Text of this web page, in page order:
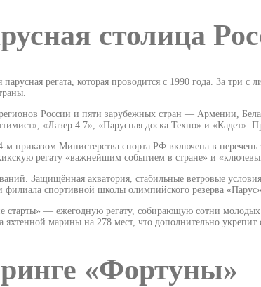
столица
регата, которая проводится с 1990 года. За три
России и пяти зарубежных стран — Армении,
«Лазер 4.7», «Парусная доска Техно» и «Кадет».
м приказом Министерства спорта РФ включена в
регату «важнейшим событием в стране» и
Защищённая акватория, стабильные ветровые
филиала спортивной школы олимпийского резерва
— ежегодную регату, собирающую сотни молодых
марины на 278 мест, что дополнительно укрепит
«Фортуны»